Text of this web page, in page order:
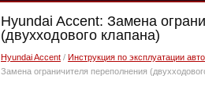
Hyundai Accent: Замена
(двухходового клапана)
Hyundai Accent / Инструкция по эксплуатации
Замена ограничителя переполнения